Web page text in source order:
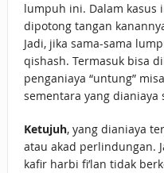
lumpuh ini. Dalam kasus
dipotong tangan
Jadi, jika sama-sama
qishash. Termasuk bisa
penganiaya “untung”
sementara yang dianiaya
Ketujuh, yang dianiaya
atau akad perlindungan.
kafir harbi fi’lan tidak